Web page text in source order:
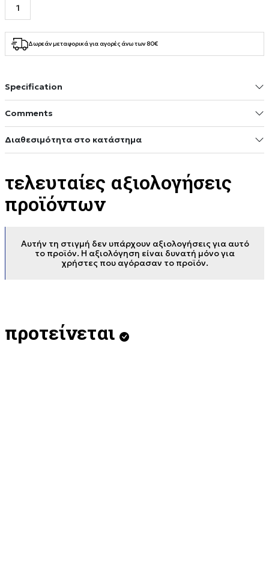
Δωρεάν μεταφορικά για αγορές άνω των 80€
Specification
Comments
Διαθεσιμότητα στο κατάστημα
τελευταίες αξιολογήσεις
προϊόντων
Αυτήν τη στιγμή δεν υπάρχουν αξιολογήσεις για αυτό
το προϊόν. Η αξιολόγηση είναι δυνατή μόνο για
χρήστες που αγόρασαν το προϊόν.
προτείνεται